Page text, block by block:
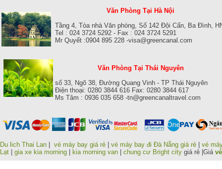
Văn Phòng Tại Hà Nội
Tầng 4, Tòa nhà Văn phòng, Số 142 Đội Cấn, Ba Đình,
Tel : 024 3724 5292 - Fax : 024 3724 5291
Mr Quyết :0904 895 228 -visa@greencanal.com
Văn Phòng Tại Thái Nguyên
số 33, Ngõ 38, Đường Quang Vinh - TP Thái Nguyên
Điện thoại: 0280 3844 616 Fax: 0280 3844 617
Ms Tâm : 0936 035 658 -tn@greencanaltravel.com
Du lich Thai Lan | vé máy bay giá rẻ | vé máy bay đi Đà Nẵng giá rẻ | vé
Lạt | gia xe kia morning | kia morning van | chung cư Bright city giá rẻ |Giá